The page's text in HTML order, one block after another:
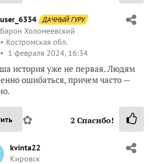
user_6334 ДАЧНЫЙ ГУРУ
Барон Холомеевский
Костромская обл.
1 февраля 2024, 16:34
история уже не первая. Людям
ошибаться, причем часто —
✿ 2 Спасибо!
kvinta22
Кировск